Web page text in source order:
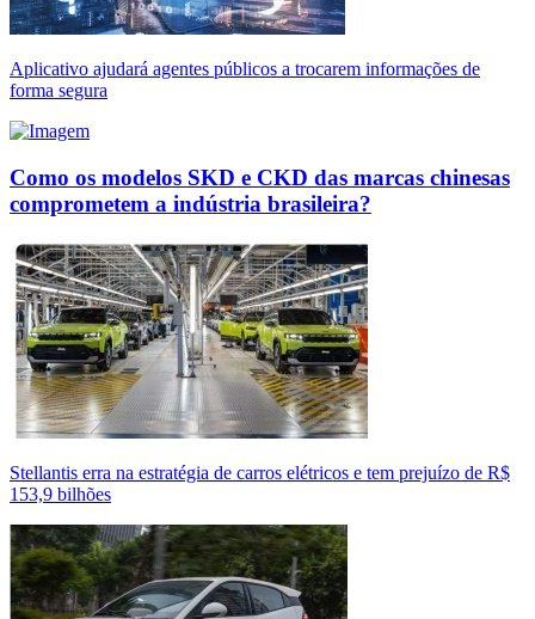
Aplicativo ajudará agentes públicos a trocarem informações de
forma segura
Como os modelos SKD e CKD das marcas chinesas
comprometem a indústria brasileira?
Stellantis erra na estratégia de carros elétricos e tem prejuízo de R$
153,9 bilhões